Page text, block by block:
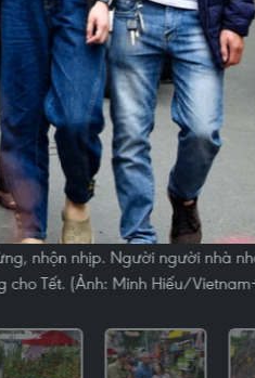
nhộn nhịp. Người người nhà
Tết. (Ảnh: Minh Hiếu/